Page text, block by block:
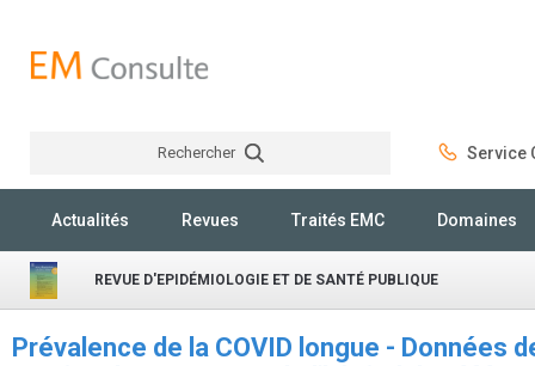
Rechercher Service
Actualités Revues Traités EMC Domaines
REVUE D'EPIDÉMIOLOGIE ET DE SANTÉ PUBLIQUE
Prévalence de la COVID longue - Données